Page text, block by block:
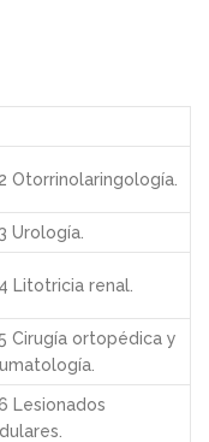
Otorrinolaringología.
Urología.
Litotricia renal.
Cirugía ortopédica y
Lesionados